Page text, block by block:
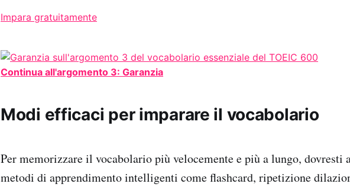
Impara gratuitamente
Continua all'argomento 3: Garanzia
Modi efficaci per imparare il vocabolario
Per memorizzare il vocabolario più velocemente e più a lungo, dovresti
metodi di apprendimento intelligenti come flashcard, ripetizione